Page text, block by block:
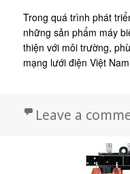
Trong quá trình phát
những sản phẩm máy
thiện với môi trường,
mạng lưới điện Việt
Leave a